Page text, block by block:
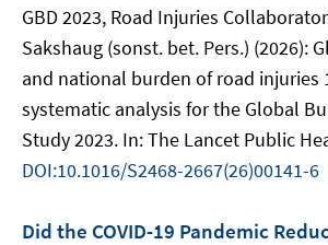
GBD 2023, Road Injuries
Sakshaug (sonst. bet. Pers.) (2026):
and national burden of road injuries
systematic analysis for the Global
Study 2023. In: The Lancet Public
DOI:10.1016/S2468-2667(26)00141-6
Did the COVID-19 Pandemic